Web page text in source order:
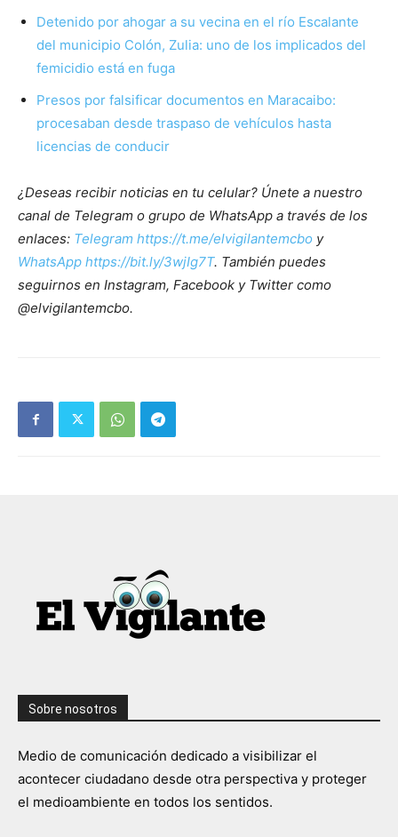
Detenido por ahogar a su vecina en el río Escalante
del municipio Colón, Zulia: uno de los implicados del
femicidio está en fuga
Presos por falsificar documentos en Maracaibo:
procesaban desde traspaso de vehículos hasta
licencias de conducir
¿Deseas recibir noticias en tu celular? Únete a nuestro
canal de Telegram o grupo de WhatsApp a través de los
enlaces: Telegram https://t.me/elvigilantemcbo y
WhatsApp https://bit.ly/3wjIg7T. También puedes
seguirnos en Instagram, Facebook y Twitter como
@elvigilantemcbo.
Sobre nosotros
Medio de comunicación dedicado a visibilizar el
acontecer ciudadano desde otra perspectiva y proteger
el medioambiente en todos los sentidos.